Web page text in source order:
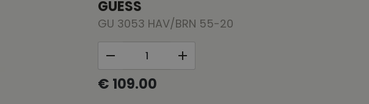
GUESS
GU 3053 HAV/BRN 55-20
€ 109.00